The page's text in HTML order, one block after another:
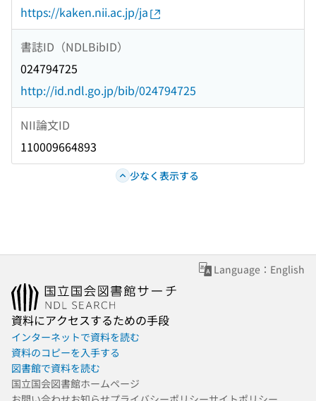
https://kaken.nii.ac.jp/ja
書誌ID（NDLBibID）
024794725
http://id.ndl.go.jp/bib/024794725
NII論文ID
110009664893
少なく表示する
Language：English
資料にアクセスするための手段
インターネットで資料を読む
資料のコピーを入手する
図書館で資料を読む
国立国会図書館ホームページ